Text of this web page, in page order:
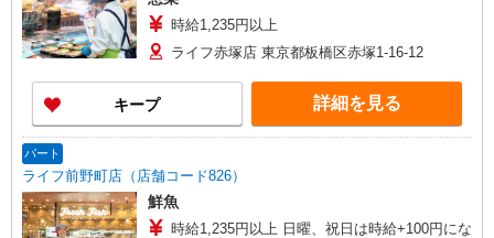
時給1,235円以上
ライフ赤塚店 東京都板橋区赤塚1-16-12
キープ 詳細を見る
パート
ライフ前野町店（店舗コード826）
鮮魚
時給1,235円以上 日曜、祝日は時給+100円にな